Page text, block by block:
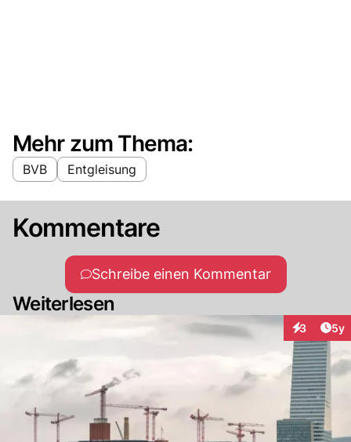
Mehr zum Thema:
BVB Entgleisung
Kommentare
Schreibe einen Kommentar
Weiterlesen
3 5y